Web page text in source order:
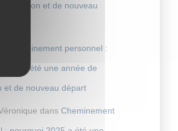
révélation et de nouveau
Cheminement personnel :
2025 a été une année de
et de nouveau départ
dans Cheminement